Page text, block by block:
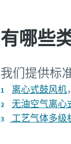
有哪些
我们提供标
离心式鼓风机
无油空气离心
工艺气体多级